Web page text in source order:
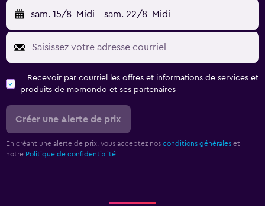
sam. 15/8 Midi - sam. 22/8 Midi
Recevoir par courriel les offres et informations de services et
produits de momondo et ses partenaires
Créer une Alerte de prix
En créant une alerte de prix, vous acceptez nos conditions générales et
notre Politique de confidentialité.